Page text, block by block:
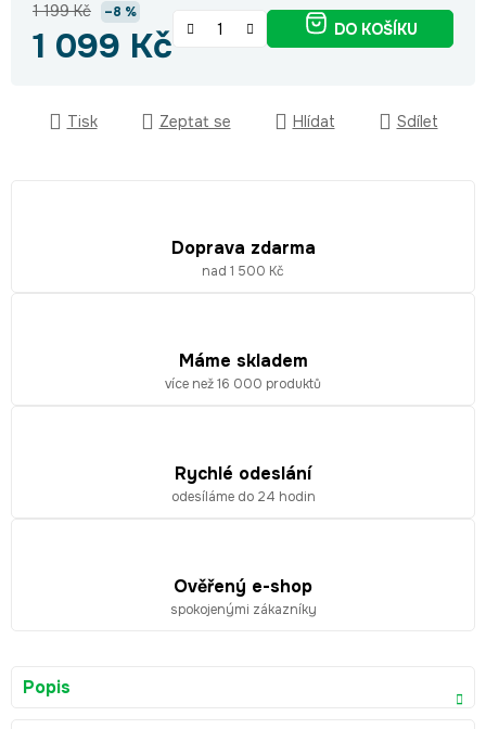
1 199 Kč –8 %
1 099 Kč DO KOŠÍKU
Tisk Zeptat se Hlídat Sdílet
Doprava zdarma
nad 1 500 Kč
Máme skladem
více než 16 000 produktů
Rychlé odeslání
odesíláme do 24 hodin
Ověřený e-shop
spokojenými zákazníky
Popis